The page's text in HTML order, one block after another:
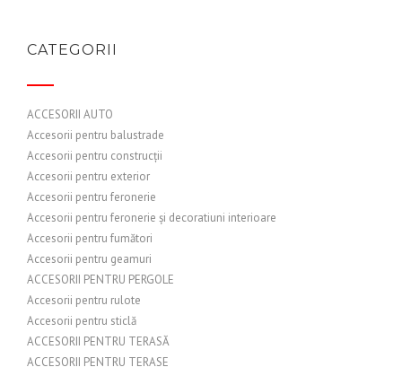
CATEGORII
ACCESORII AUTO
Accesorii pentru balustrade
Accesorii pentru construcții
Accesorii pentru exterior
Accesorii pentru feronerie
Accesorii pentru feronerie și decoratiuni interioare
Accesorii pentru fumători
Accesorii pentru geamuri
ACCESORII PENTRU PERGOLE
Accesorii pentru rulote
Accesorii pentru sticlă
ACCESORII PENTRU TERASĂ
ACCESORII PENTRU TERASE